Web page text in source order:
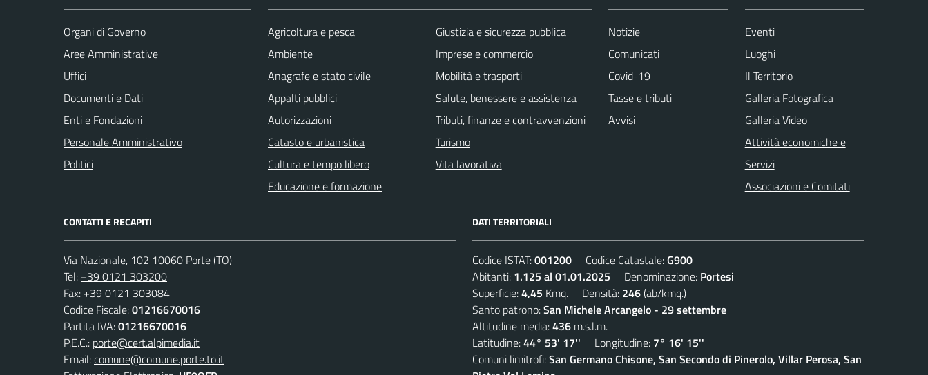
Organi di Governo
Aree Amministrative
Uffici
Documenti e Dati
Enti e Fondazioni
Personale Amministrativo
Politici
Agricoltura e pesca
Ambiente
Anagrafe e stato civile
Appalti pubblici
Autorizzazioni
Catasto e urbanistica
Cultura e tempo libero
Educazione e formazione
Giustizia e sicurezza pubblica
Imprese e commercio
Mobilità e trasporti
Salute, benessere e assistenza
Tributi, finanze e contravvenzioni
Turismo
Vita lavorativa
Notizie
Comunicati
Covid-19
Tasse e tributi
Avvisi
Eventi
Luoghi
Il Territorio
Galleria Fotografica
Galleria Video
Attività economiche e
Servizi
Associazioni e Comitati
CONTATTI E RECAPITI
Via Nazionale, 102 10060 Porte (TO)
Tel: +39 0121 303200
Fax: +39 0121 303084
Codice Fiscale:01216670016
Partita IVA:01216670016
P.E.C.: porte@cert.alpimedia.it
Email:comune@comune.porte.to.it
DATI TERRITORIALI
Codice ISTAT:001200 Codice Catastale:G900
Abitanti: 1.125 al 01.01.2025 Denominazione: Portesi
Superficie:4,45 Kmq. Densità: 246(ab/kmq.)
Santo patrono:San Michele Arcangelo - 29 settembre
Altitudine media:436 m.s.l.m.
Latitudine:44° 53' 17'' Longitudine: 7° 16' 15''
Comuni limitrofi:San Germano Chisone, San Secondo di Pinerolo, Villar Perosa, San